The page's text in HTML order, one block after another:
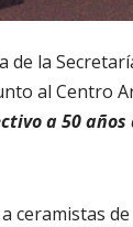
de la
al Centro
a 50
ceramistas